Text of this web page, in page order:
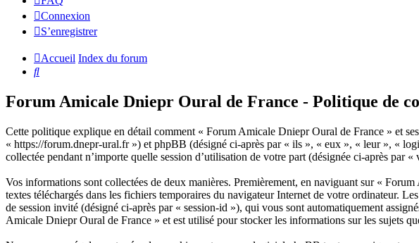
Connexion
S’enregistrer
Accueil Index du forum
Rechercher
Forum Amicale Dniepr Oural de France - Politique de
Cette politique explique en détail comment « Forum Amicale Dniepr Oural de France » et
« https://forum.dnepr-ural.fr ») et phpBB (désigné ci-après par « ils », « eux », « leur », «
collectée pendant n’importe quelle session d’utilisation de votre part (désignée ci-après par
Vos informations sont collectées de deux manières. Premièrement, en naviguant sur «
textes téléchargés dans les fichiers temporaires du navigateur Internet de votre ordinateur.
de session invité (désigné ci-après par « session-id »), qui vous sont automatiquement
Amicale Dniepr Oural de France » et est utilisé pour stocker les informations sur les sujets